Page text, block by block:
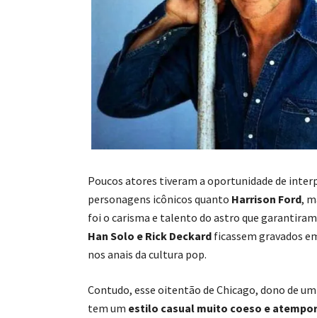
Poucos atores tiveram a oportunidade de
personagens icônicos quanto Harrison Ford,
foi o carisma e talento do astro que
Han Solo e Rick Deckard ficassem gravados
nos anais da cultura pop.
Contudo, esse oitentão de Chicago, dono de
tem um estilo casual muito coeso e